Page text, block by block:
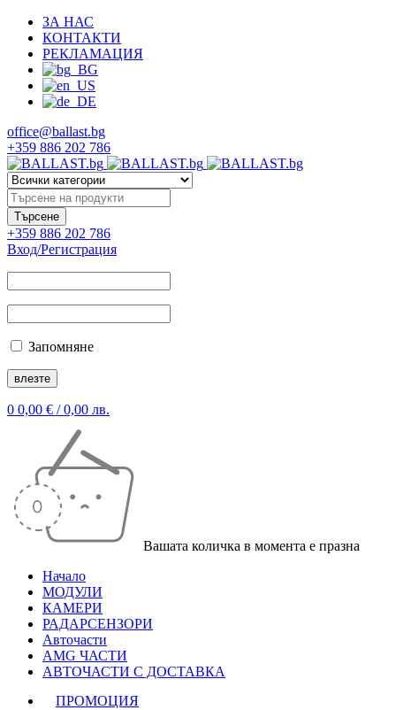
ЗА НАС
КОНТАКТИ
РЕКЛАМАЦИЯ
office@ballast.bg
+359 886 202 786
+359 886 202 786
Вход/Регистрация
Запомняне
0 0,00 € / 0,00 лв.
Вашата количка в момента е празна
Начало
МОДУЛИ
КАМЕРИ
РАДАРСЕНЗОРИ
Авточасти
AMG ЧАСТИ
АВТОЧАСТИ С ДОСТАВКА
ПРОМОЦИЯ